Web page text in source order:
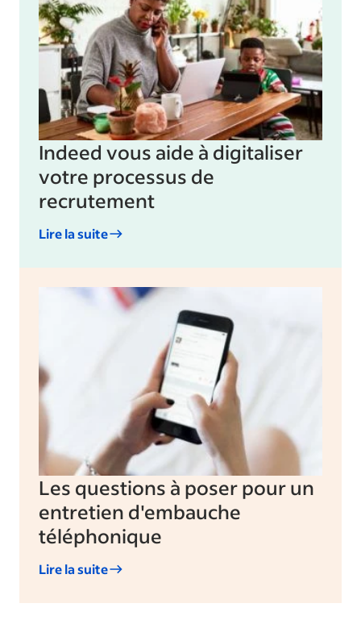
Indeed vous aide à digitaliser
votre processus de
recrutement
Lire la suite
Les questions à poser pour un
entretien d'embauche
téléphonique
Lire la suite